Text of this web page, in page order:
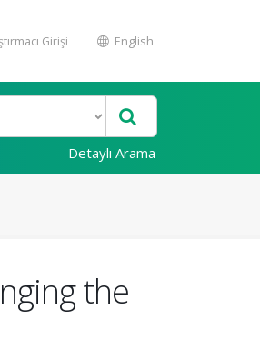
Girişi English
Detaylı Arama
the